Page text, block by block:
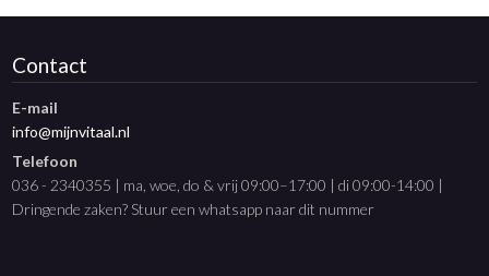
Contact
E-mail
info@mijnvitaal.nl
Telefoon
036 - 2340355 | ma, woe, do & vrij 09:00–17:00 | di 09:00-14:00 |
Dringende zaken? Stuur een whatsapp naar dit nummer